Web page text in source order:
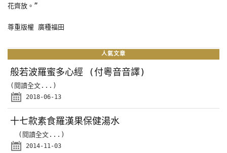
花齊放。”
尊重版權 廣種福田
人氣文章
般若波羅蜜多心經 (付粵音音譯)
(閱讀全文...)
2018-06-13
十七款素食羅漢果保健湯水
(閱讀全文...)
2014-11-03